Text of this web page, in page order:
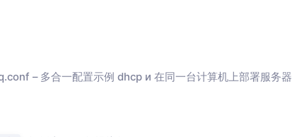
– 多合一配置示例 dhcp и 在同一台计算机上部署服务器